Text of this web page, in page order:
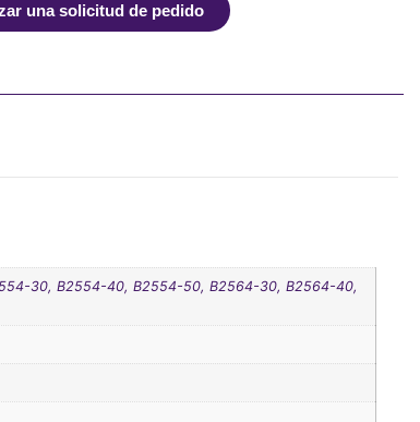
una solicitud de pedido
30, B2554-40, B2554-50, B2564-30, B2564-40,